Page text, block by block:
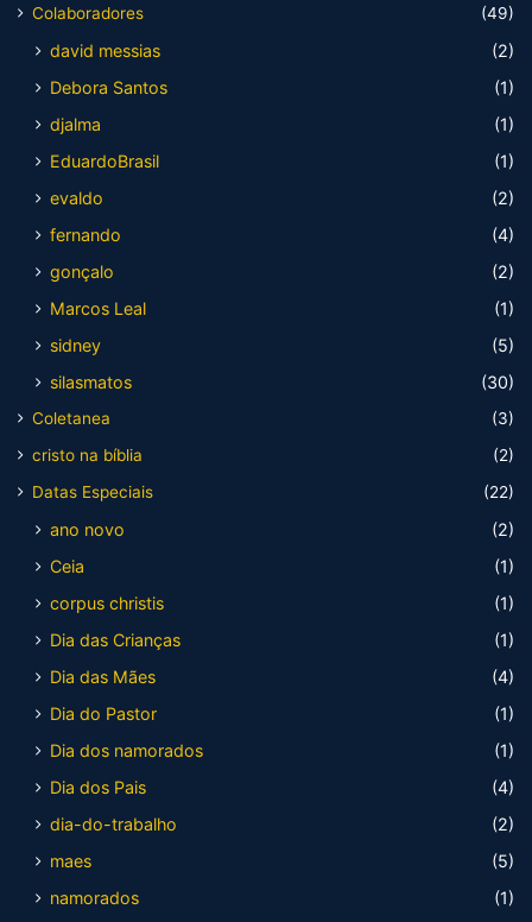
Colaboradores (49)
david messias
(2)
Debora Santos
(1)
djalma
(1)
EduardoBrasil
(1)
evaldo
(2)
fernando
(4)
gonçalo
(2)
Marcos Leal
(1)
sidney
(5)
silasmatos
(30)
Coletanea
(3)
cristo na bíblia
(2)
Datas Especiais
(22)
ano novo
(2)
Ceia
(1)
corpus christis
(1)
Dia das Crianças
(1)
Dia das Mães
(4)
Dia do Pastor
(1)
Dia dos namorados
(1)
Dia dos Pais
(4)
dia-do-trabalho
(2)
maes
(5)
namorados
(1)